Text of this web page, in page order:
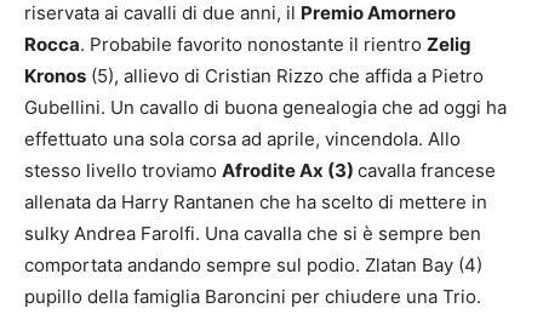
riservata ai cavalli di due anni, il Premio Amornero
Rocca. Probabile favorito nonostante il rientro Zelig
Kronos (5), allievo di Cristian Rizzo che affida a Pietro
Gubellini. Un cavallo di buona genealogia che ad oggi ha
effettuato una sola corsa ad aprile, vincendola. Allo
stesso livello troviamo Afrodite Ax (3) cavalla francese
allenata da Harry Rantanen che ha scelto di mettere in
sulky Andrea Farolfi. Una cavalla che si è sempre ben
comportata andando sempre sul podio. Zlatan Bay (4)
pupillo della famiglia Baroncini per chiudere una Trio.